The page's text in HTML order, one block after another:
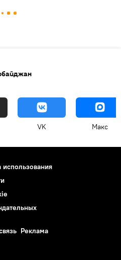
VK Макс
использования
Реклама